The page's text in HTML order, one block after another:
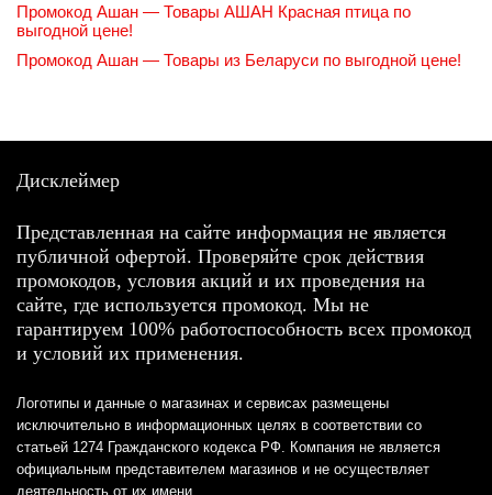
Промокод Ашан — Товары АШАН Красная птица по
выгодной цене!
Промокод Ашан — Товары из Беларуси по выгодной цене!
Дисклеймер
Представленная на сайте информация не является
публичной офертой. Проверяйте срок действия
промокодов, условия акций и их проведения на
сайте, где используется промокод. Мы не
гарантируем 100% работоспособность всех промокод
и условий их применения.
Логотипы и данные о магазинах и сервисах размещены
исключительно в информационных целях в соответствии со
статьей 1274 Гражданского кодекса РФ. Компания не является
официальным представителем магазинов и не осуществляет
деятельность от их имени.